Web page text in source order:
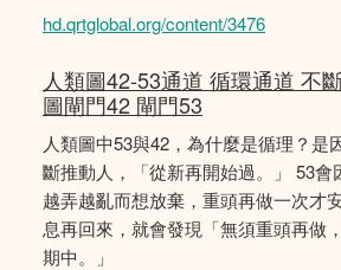
hd.qrtglobal.org/content/3476
人類圖42-53通道 循環通道 不
圖閘門42 閘門53
人類圖中53與42，為什麼是循理？是
斷推動人，「從新再開始過。」 53會
越弄越亂而想放棄，重頭再做一次才
息再回來，就會發現「無須重頭再做
期中。」